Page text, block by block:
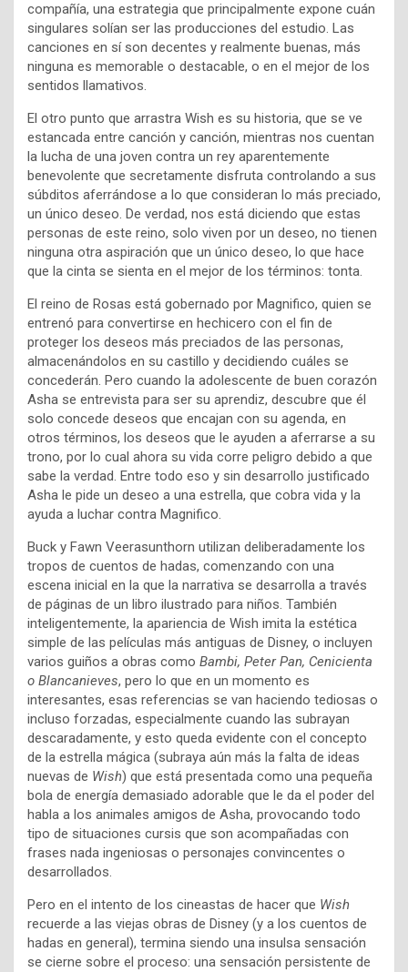
compañía, una estrategia que principalmente expone cuán
singulares solían ser las producciones del estudio. Las
canciones en sí son decentes y realmente buenas, más
ninguna es memorable o destacable, o en el mejor de los
sentidos llamativos.
El otro punto que arrastra Wish es su historia, que se ve
estancada entre canción y canción, mientras nos cuentan
la lucha de una joven contra un rey aparentemente
benevolente que secretamente disfruta controlando a sus
súbditos aferrándose a lo que consideran lo más preciado,
un único deseo. De verdad, nos está diciendo que estas
personas de este reino, solo viven por un deseo, no tienen
ninguna otra aspiración que un único deseo, lo que hace
que la cinta se sienta en el mejor de los términos: tonta.
El reino de Rosas está gobernado por Magnifico, quien se
entrenó para convertirse en hechicero con el fin de
proteger los deseos más preciados de las personas,
almacenándolos en su castillo y decidiendo cuáles se
concederán. Pero cuando la adolescente de buen corazón
Asha se entrevista para ser su aprendiz, descubre que él
solo concede deseos que encajan con su agenda, en
otros términos, los deseos que le ayuden a aferrarse a su
trono, por lo cual ahora su vida corre peligro debido a que
sabe la verdad. Entre todo eso y sin desarrollo justificado
Asha le pide un deseo a una estrella, que cobra vida y la
ayuda a luchar contra Magnifico.
Buck y Fawn Veerasunthorn utilizan deliberadamente los
tropos de cuentos de hadas, comenzando con una
escena inicial en la que la narrativa se desarrolla a través
de páginas de un libro ilustrado para niños. También
inteligentemente, la apariencia de Wish imita la estética
simple de las películas más antiguas de Disney, o incluyen
varios guiños a obras como Bambi, Peter Pan, Cenicienta
o Blancanieves, pero lo que en un momento es
interesantes, esas referencias se van haciendo tediosas o
incluso forzadas, especialmente cuando las subrayan
descaradamente, y esto queda evidente con el concepto
de la estrella mágica (subraya aún más la falta de ideas
nuevas de Wish) que está presentada como una pequeña
bola de energía demasiado adorable que le da el poder del
habla a los animales amigos de Asha, provocando todo
tipo de situaciones cursis que son acompañadas con
frases nada ingeniosas o personajes convincentes o
desarrollados.
Pero en el intento de los cineastas de hacer que Wish
recuerde a las viejas obras de Disney (y a los cuentos de
hadas en general), termina siendo una insulsa sensación
se cierne sobre el proceso: una sensación persistente de